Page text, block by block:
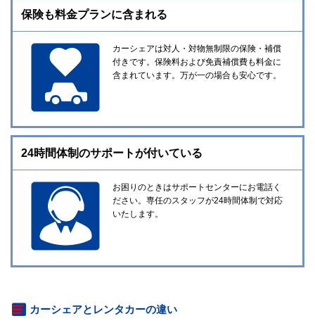
保険も料金プランに含まれる
カーシェアは対人・対物無制限の保険・補償
付きです。保険料および免責補償費も料金に
含まれています。万が一の場合も安心です。
24時間体制のサポートが付いている
お困りのときはサポートセンターにお電話く
ださい。専任のスタッフが24時間体制で対応
いたします。
カーシェアとレンタカーの違い